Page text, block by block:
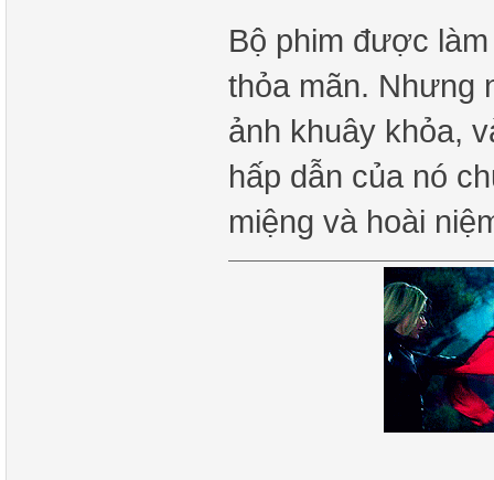
Bộ phim được
thỏa mãn. Nhưng
ảnh khuây khỏa,
hấp dẫn của nó
miệng và hoài